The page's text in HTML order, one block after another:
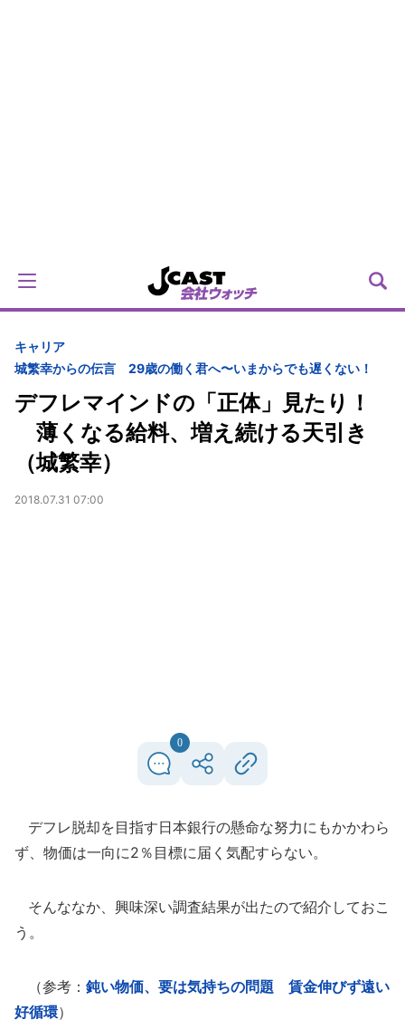
キャリア
城繁幸からの伝言 29歳の働く君へ〜いまからでも遅くない！
デフレマインドの「正体」見たり！
薄くなる給料、増え続ける天引き
（城繁幸）
2018.07.31 07:00
0
デフレ脱却を目指す日本銀行の懸命な努力にもかかわら
ず、物価は一向に2％目標に届く気配すらない。
そんななか、興味深い調査結果が出たので紹介しておこ
う。
（参考： 鈍い物価、要は気持ちの問題 賃金伸びず遠い
好循環）